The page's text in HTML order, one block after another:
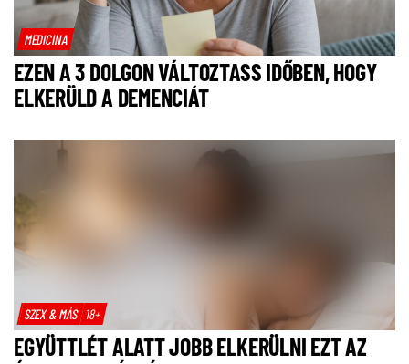
MEDICINA
EZEN A 3 DOLGON VÁLTOZTASS IDŐBEN, HOGY
ELKERÜLD A DEMENCIÁT
SZEX & MÁS 18+
EGYÜTTLÉT ALATT JOBB ELKERÜLNI EZT AZ